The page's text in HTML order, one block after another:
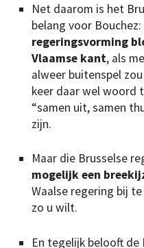
Net daarom is het
belang voor Bouchez:
regeringsvorming
Vlaamse kant, als
alweer buitenspel
keer daar wel woord
“samen uit, samen
zijn.
Maar die Brusselse
mogelijk een
Waalse regering bij
zo u wilt.
En tegelijk belooft de